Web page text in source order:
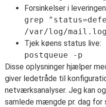
Forsinkelser i
grep
/var/log/mail.log
Tjek køens status live:
postqueue -p
Disse oplysninger hjælper
giver ledetråde til
netværksanalyser. Jeg kan
samlede mængde pr. dag for